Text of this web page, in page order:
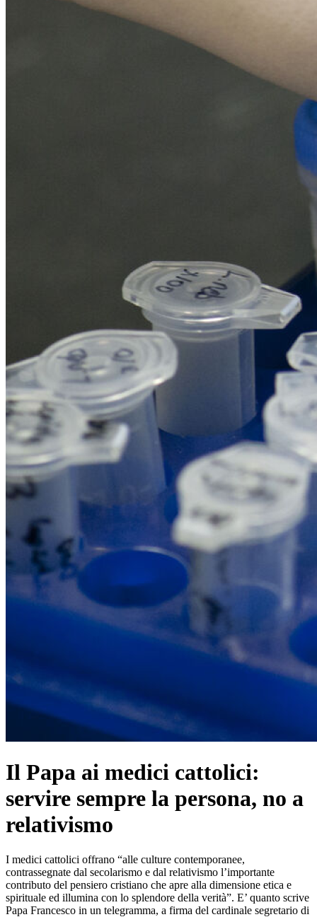
Il Papa ai medici cattolici:
servire sempre la persona, no a
relativismo
I medici cattolici offrano “alle culture contemporanee,
contrassegnate dal secolarismo e dal relativismo l’importante
contributo del pensiero cristiano che apre alla dimensione etica e
spirituale ed illumina con lo splendore della verità”. E’ quanto scrive
Papa Francesco in un telegramma, a firma del cardinale segretario di